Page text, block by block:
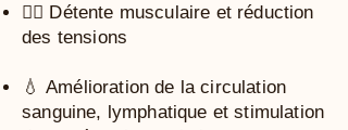
💆‍♀️ Détente musculaire et réduction
des tensions
💧 Amélioration de la circulation
sanguine, lymphatique et stimulation